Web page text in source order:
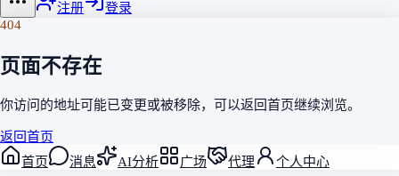
注册
登录
404
页面不存在
你访问的地址可能已变更或被移除，可以返回 首页继续浏览。
返回首页
首页
消息 AI分析 广场 代理 个人中心